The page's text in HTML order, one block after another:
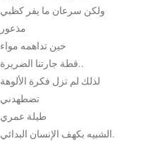
ولكن سرعان ما يفر كظبي
مذعور
حين تداهمه مواء
قطة جارتنا الضريرة..
لذلك لم تزل فكرة الألوهة
تضطهدني
طيلة عمري
الشبيه بكهف الإنسان البدائي.